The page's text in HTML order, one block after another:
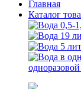
Главная
Каталог